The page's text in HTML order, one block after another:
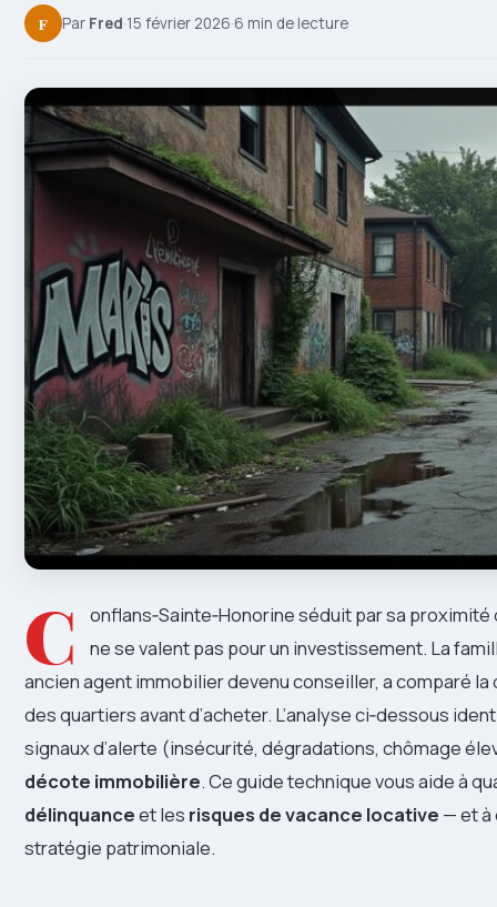
F Par Fred·15 février 2026·6 min de lecture
C
onflans‑Sainte‑Honorine séduit par sa
ne se valent pas pour un investissement. La
ancien agent immobilier devenu conseiller, a comparé
des quartiers avant d’acheter. L’analyse ci‑dessous
signaux d’alerte (insécurité, dégradations, chômage
décote immobilière. Ce guide technique vous aide à
délinquanceet les risques de vacance locative — et à
stratégie patrimoniale.